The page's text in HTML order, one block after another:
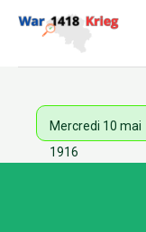
Mercredi 10 mai
1916